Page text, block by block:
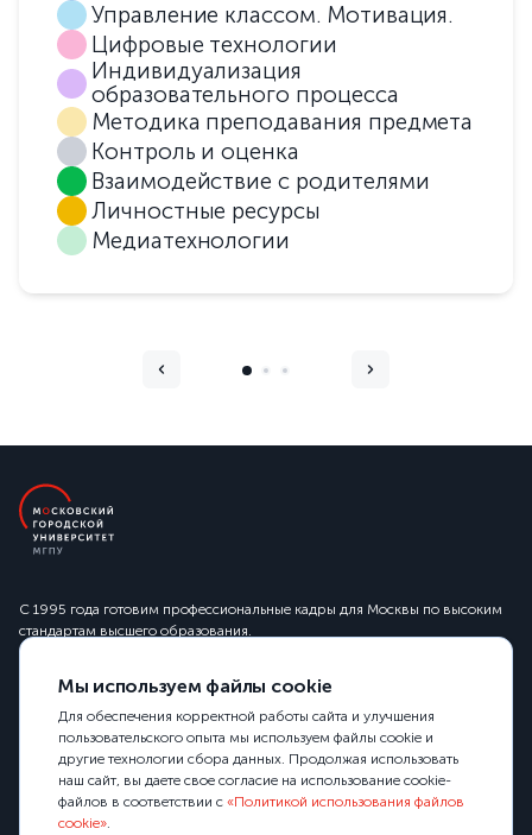
Управление классом. Мотивация.
Цифровые технологии
Индивидуализация
образовательного процесса
Методика преподавания предмета
Контроль и оценка
Взаимодействие с родителями
Личностные ресурсы
Медиатехнологии
С 1995 года готовим профессиональные кадры для Москвы по высоким
стандартам высшего образования.
129226, Москва, 2-й Сельскохозяйственный проезд, 4
+7 (499) 181 24 62
info@mgpu.ru
Мы используем файлы cookie
Для обеспечения корректной работы сайта и улучшения
пользовательского опыта мы используем файлы cookie и
другие технологии сбора данных. Продолжая использовать
наш сайт, вы даете свое согласие на использование cookie-
файлов в соответствии с «Политикой использования файлов
cookie».